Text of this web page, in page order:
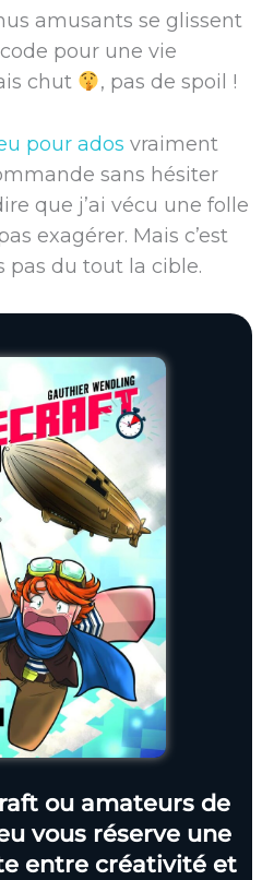
amusants se glissent
pour une vie
chut
, pas de spoil !
pour ados vraiment
sans hésiter
que j’ai vécu une folle
exagérer. Mais c’est
pas du tout la cible.
ou amateurs de
vous réserve une
entre créativité et